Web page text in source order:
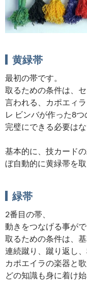
黄緑帯
最初の帯です。
取るための条件は、
言われる、カポエィ
レ ビンバが作った8つ
完璧にできる必要は
基本的に、技カード
ぼ自動的に黄緑帯を取
緑帯
2番目の帯、
動きをつなげる事がで
取るための条件は、
連続蹴り、蹴り返し
カポエイラの楽器と
どの知識も身に着け